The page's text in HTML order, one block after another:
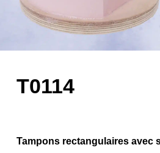
T0114
Tampons rectangulaires avec